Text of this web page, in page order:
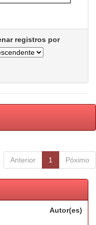
registros por
Anterior 1 Póximo
Autor(es)